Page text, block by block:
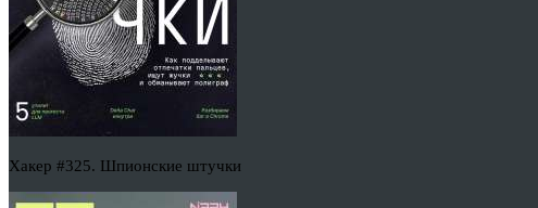
Хакер #325. Шпионские штучки